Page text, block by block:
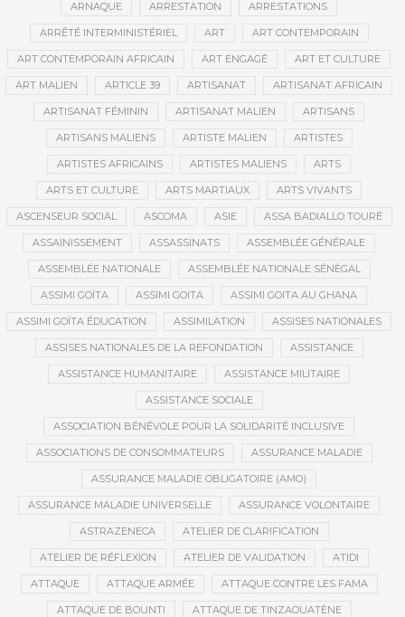
ARNAQUE ARRESTATION ARRESTATIONS
ARRÊTÉ INTERMINISTÉRIEL ART ART CONTEMPORAIN
ART CONTEMPORAIN AFRICAIN ART ENGAGÉ ART ET CULTURE
ART MALIEN ARTICLE 39 ARTISANAT ARTISANAT AFRICAIN
ARTISANAT FÉMININ ARTISANAT MALIEN ARTISANS
ARTISANS MALIENS ARTISTE MALIEN ARTISTES
ARTISTES AFRICAINS ARTISTES MALIENS ARTS
ARTS ET CULTURE ARTS MARTIAUX ARTS VIVANTS
ASCENSEUR SOCIAL ASCOMA ASIE ASSA BADIALLO TOURÉ
ASSAINISSEMENT ASSASSINATS ASSEMBLÉE GÉNÉRALE
ASSEMBLÉE NATIONALE ASSEMBLÉE NATIONALE SÉNÉGAL
ASSIMI GOÏTA ASSIMI GOITA ASSIMI GOITA AU GHANA
ASSIMI GOÏTA ÉDUCATION ASSIMILATION ASSISES NATIONALES
ASSISES NATIONALES DE LA REFONDATION ASSISTANCE
ASSISTANCE HUMANITAIRE ASSISTANCE MILITAIRE
ASSISTANCE SOCIALE
ASSOCIATION BÉNÉVOLE POUR LA SOLIDARITÉ INCLUSIVE
ASSOCIATIONS DE CONSOMMATEURS ASSURANCE MALADIE
ASSURANCE MALADIE OBLIGATOIRE (AMO)
ASSURANCE MALADIE UNIVERSELLE ASSURANCE VOLONTAIRE
ASTRAZENECA ATELIER DE CLARIFICATION
ATELIER DE RÉFLEXION ATELIER DE VALIDATION ATIDI
ATTAQUE ATTAQUE ARMÉE ATTAQUE CONTRE LES FAMA
ATTAQUE DE BOUNTI ATTAQUE DE TINZAOUATÈNE